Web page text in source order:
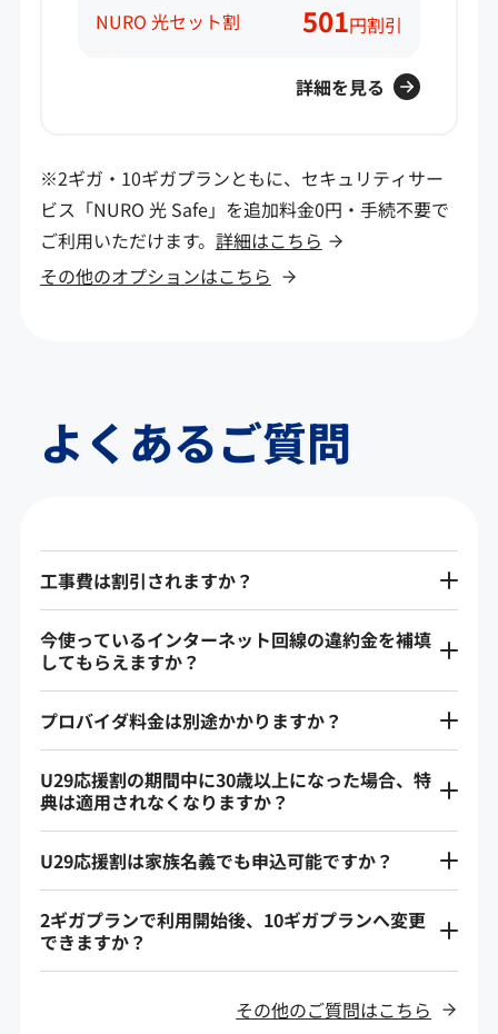
NURO 光セット割 501円割引
詳細を見る
※2ギガ・10ギガプランともに、セキュリティサー
ビス「NURO 光 Safe」を追加料金0円・手続不要で
ご利用いただけます。 詳細はこちら
その他のオプションはこちら
よくあるご質問
工事費は割引されますか？
今使っているインターネット回線の違約金を補填
してもらえますか？
プロバイダ料金は別途かかりますか？
U29応援割の期間中に30歳以上になった場合、特
典は適用されなくなりますか？
U29応援割は家族名義でも申込可能ですか？
2ギガプランで利用開始後、10ギガプランへ変更
できますか？
その他のご質問はこちら